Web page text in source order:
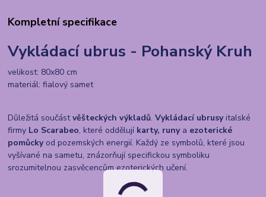
Kompletní specifikace
Vykládací ubrus - Pohanský Kruh
velikost: 80x80 cm
materiál: fialový samet
Důležitá součástvěšteckých výkladů.Vykládací ubrusyitalské
firmy Lo Scarabeo, které oddělují karty, runy a ezoterické
pomůckyod pozemských energií. Každý ze symbolů, které jsou
vyšívané na sametu, znázorňují specifickou symboliku
srozumitelnou zasvěcencům ezoterických učení.